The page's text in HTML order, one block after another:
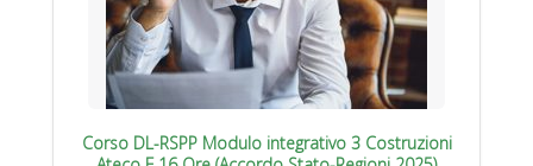
Corso DL-RSPP Modulo integrativo 3 Costruzioni